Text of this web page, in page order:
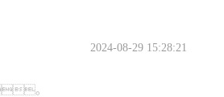
2024-08-29 15:28:21
。